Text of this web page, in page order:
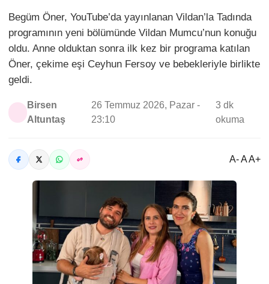
Begüm Öner, YouTube’da yayınlanan Vildan’la Tadında
programının yeni bölümünde Vildan Mumcu’nun konuğu
oldu. Anne olduktan sonra ilk kez bir programa katılan
Öner, çekime eşi Ceyhun Fersoy ve bebekleriyle birlikte
geldi.
Birsen
Altuntaş
26 Temmuz 2026, Pazar -
23:10
3 dk
okuma
A- A A+